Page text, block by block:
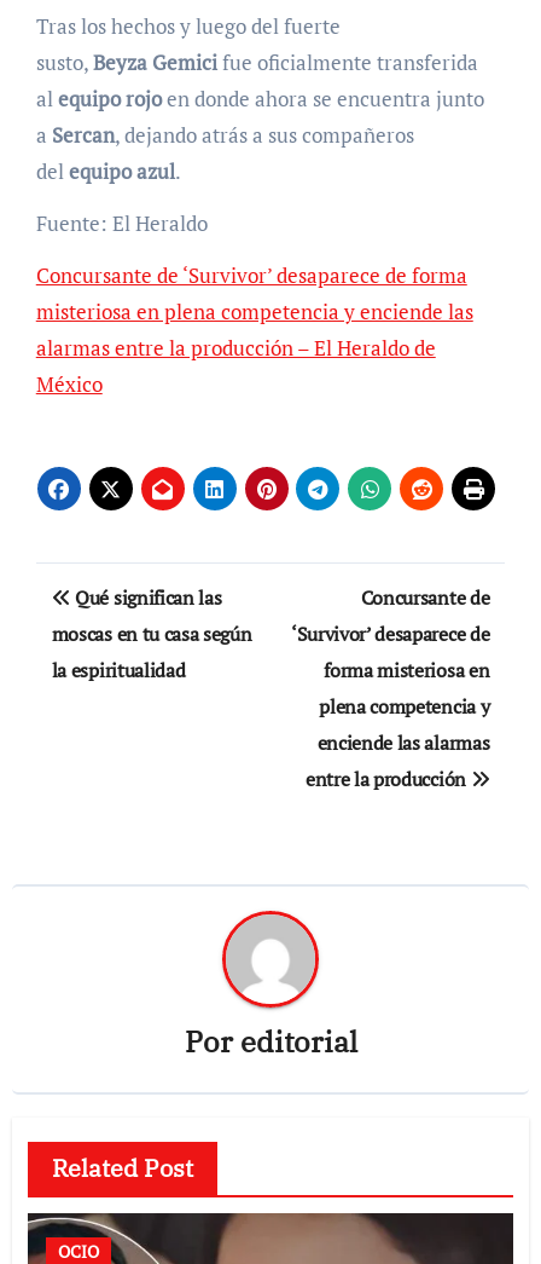
Tras los hechos y luego del fuerte
susto,Beyza Gemicifue oficialmente transferida
alequipo rojoen donde ahora se encuentra junto
a Sercan, dejando atrás a sus compañeros
delequipoazul.
Fuente: El Heraldo
Concursante de ‘Survivor’ desaparece de forma
misteriosa en plena competencia y enciende las
alarmas entre la producción – El Heraldo de
México
Navegación
de
entradas
Qué significan las
moscas en tu casa según
la espiritualidad
Concursante de
‘Survivor’ desaparece de
forma misteriosa en
plena competencia y
enciende las alarmas
entre la producción
Poreditorial
Related Post
OCIO